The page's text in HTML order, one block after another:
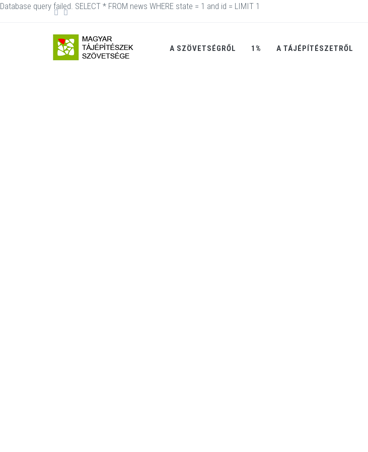
A SZÖVETSÉGRŐL 1% A TÁJÉPÍTÉSZETRŐL
Database query failed. SELECT * FROM news WHERE state = 1 and id = LIMIT 1